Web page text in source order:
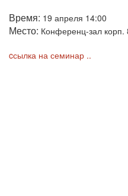
Время: 19 апреля 14:00
Место: Конференц-зал
cсылка на семинар ..